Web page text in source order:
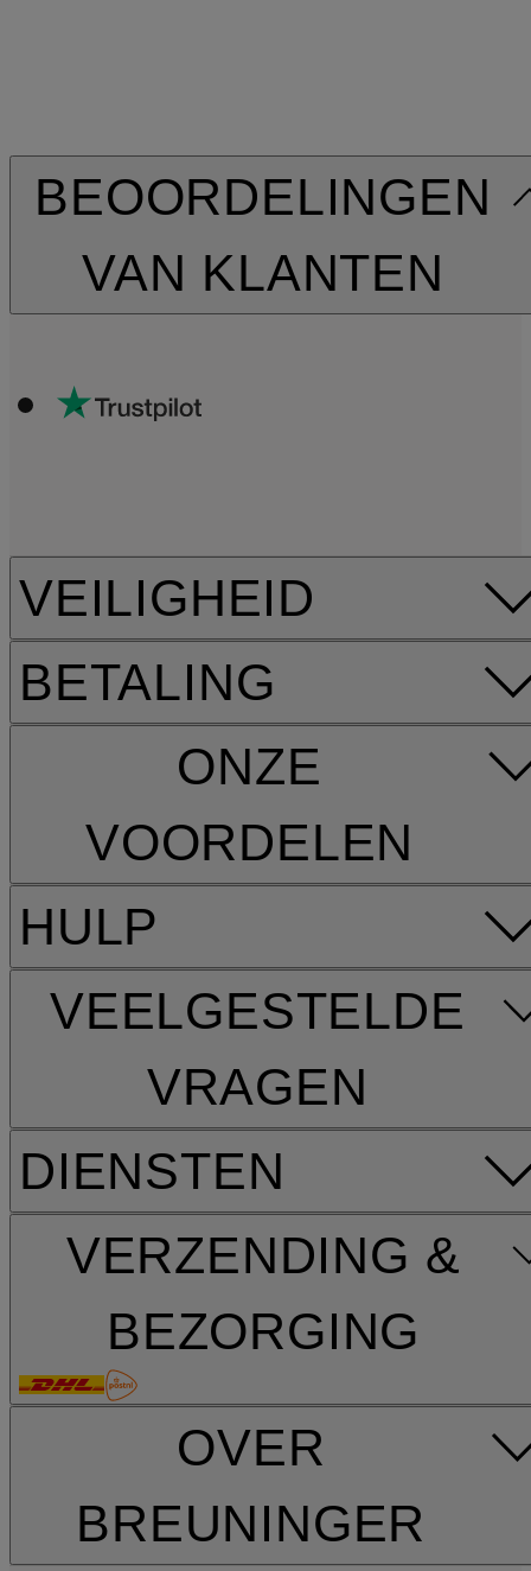
HULP
VEELGESTELDE
VRAGEN
DIENSTEN
VERZENDING &
BEZORGING
BEOORDELINGEN
VAN KLANTEN
VEILIGHEID
BETALING
ONZE
VOORDELEN
OVER
BREUNINGER